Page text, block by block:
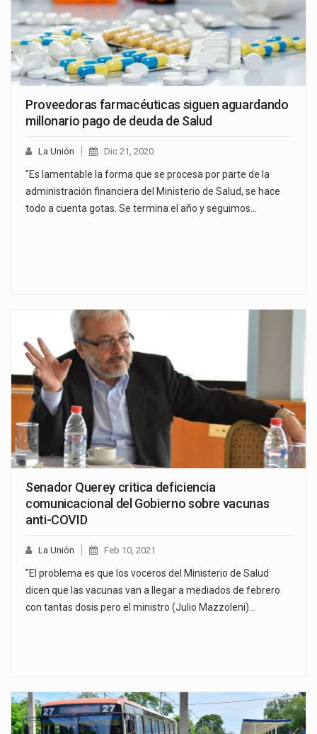
Proveedoras farmacéuticas siguen aguardando
millonario pago de deuda de Salud
La Unión Dic 21, 2020
"Es lamentable la forma que se procesa por parte de la
administración financiera del Ministerio de Salud, se hace
todo a cuenta gotas. Se termina el año y seguimos…
Senador Querey critica deficiencia
comunicacional del Gobierno sobre vacunas
anti-COVID
La Unión Feb 10, 2021
"El problema es que los voceros del Ministerio de Salud
dicen que las vacunas van a llegar a mediados de febrero
con tantas dosis pero el ministro (Julio Mazzoleni)…